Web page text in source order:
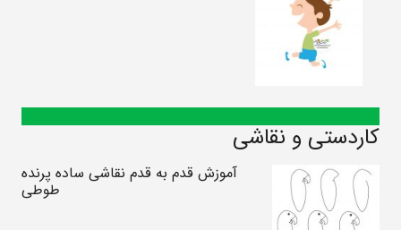
کاردستی و نقاشی
آموزش قدم به قدم نقاشی ساده پرنده
طوطی